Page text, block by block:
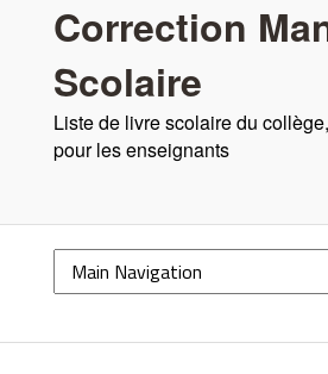
Correction
Scolaire
Liste de livre scolaire du
pour les enseignants